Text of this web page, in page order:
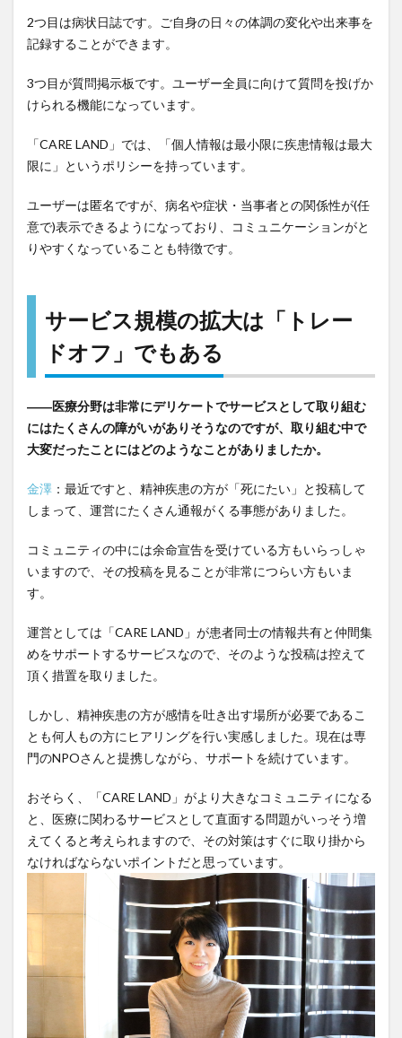
2つ目は病状日誌です。ご自身の日々の体調の変化や出来事を
記録することができます。
3つ目が質問掲示板です。ユーザー全員に向けて質問を投げか
けられる機能になっています。
「CARE LAND」では、「個人情報は最小限に疾患情報は最大
限に」というポリシーを持っています。
ユーザーは匿名ですが、病名や症状・当事者との関係性が(任
意で)表示できるようになっており、コミュニケーションがと
りやすくなっていることも特徴です。
サービス規模の拡大は「トレー
ドオフ」でもある
――医療分野は非常にデリケートでサービスとして取り組む
にはたくさんの障がいがありそうなのですが、取り組む中で
大変だったことにはどのようなことがありましたか。
金澤 ：最近ですと、精神疾患の方が「死にたい」と投稿して
しまって、運営にたくさん通報がくる事態がありました。
コミュニティの中には余命宣告を受けている方もいらっしゃ
いますので、その投稿を見ることが非常につらい方もいま
す。
運営としては「CARE LAND」が患者同士の情報共有と仲間集
めをサポートするサービスなので、そのような投稿は控えて
頂く措置を取りました。
しかし、精神疾患の方が感情を吐き出す場所が必要であるこ
とも何人もの方にヒアリングを行い実感しました。現在は専
門のNPOさんと提携しながら、サポートを続けています。
おそらく、「CARE LAND」がより大きなコミュニティになる
と、医療に関わるサービスとして直面する問題がいっそう増
えてくると考えられますので、その対策はすぐに取り掛から
なければならないポイントだと思っています。